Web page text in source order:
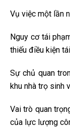
Vụ việc một lần
Nguy cơ tái
thiếu điều kiện
Sự chủ quan
khu nhà trọ sinh
Vai trò quan
của lực lượng